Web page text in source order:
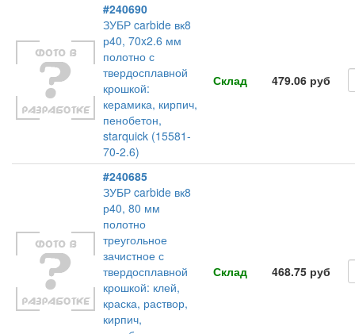
#240690
ЗУБР carbide вк8
р40, 70x2.6 мм
полотно с
твердосплавной
крошкой:
керамика, кирпич,
пенобетон,
starquick (15581-
70-2.6)
Склад 479.06 руб
#240685
ЗУБР carbide вк8
р40, 80 мм
полотно
треугольное
зачистное с
твердосплавной
крошкой: клей,
краска, раствор,
кирпич,
Склад 468.75 руб